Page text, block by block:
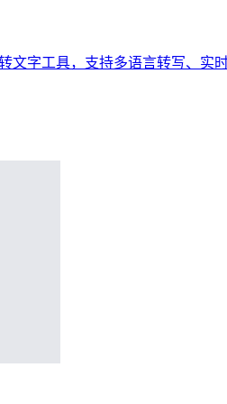
文字工具，支持多语言转写、实